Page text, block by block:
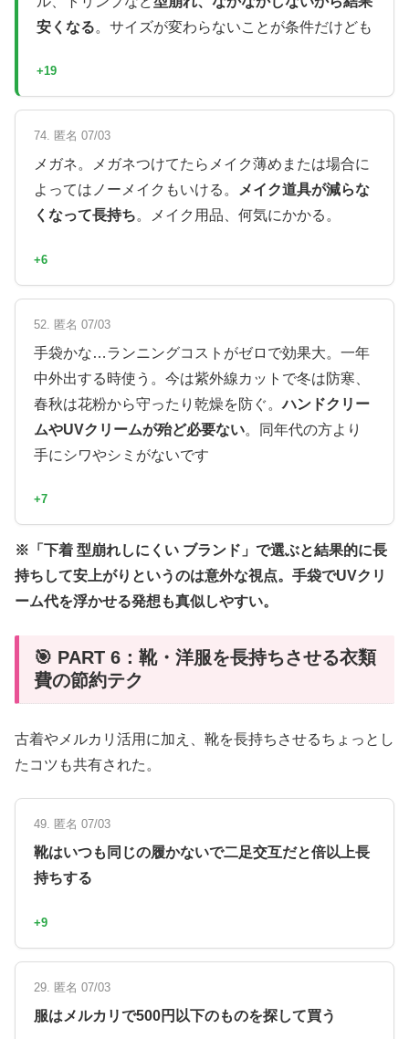
安くなる。サイズが変わらないことが条件だけども
+19
74. 匿名 07/03
メガネ。メガネつけてたらメイク薄めまたは場合に
よってはノーメイクもいける。
メイク道具が減らな
くなって長持ち。メイク用品、何気にかかる。
+6
52. 匿名 07/03
手袋かな…ランニングコストがゼロで効果大。一年
中外出する時使う。今は紫外線カットで冬は防寒、
春秋は花粉から守ったり乾燥を防ぐ。ハンドクリー
ムやUVクリームが殆ど必要ない。同年代の方より
手にシワやシミがないです
+7
※「下着 型崩れしにくい ブランド」で選ぶと結果的に長
持ちして安上がりというのは意外な視点。手袋でUVクリ
ーム代を浮かせる発想も真似しやすい。
🎯 PART 6：靴・洋服を長持ちさせる衣類
費の節約テク
古着やメルカリ活用に加え、靴を長持ちさせるちょっとし
たコツも共有された。
49. 匿名 07/03
靴はいつも同じの履かないで二足交互だと倍以上長
持ちする
+9
29. 匿名 07/03
服はメルカリで500円以下のものを探して買う